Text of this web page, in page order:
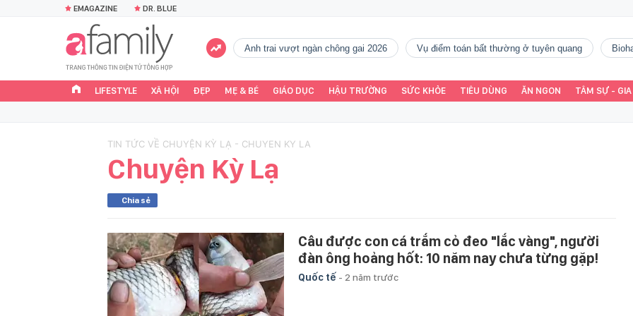
EMAGAZINE DR. BLUE
Anh trai vượt ngàn chông gai 2026 vụ điểm toán bất thường ở tuyên quang
LIFESTYLE XÃ HỘI ĐẸP MẸ & BÉ GIÁO DỤC HẬU TRƯỜNG SỨC KHỎE TIÊU DÙNG ĂN NGON TÂM SỰ -
TIN TỨC VỀ CHUYỆN KỲ LẠ - CHUYEN KY LA
Chuyện Kỳ Lạ
Chia sẻ
Câu được con cá trắm cỏ đeo "lắc vàng", người
đàn ông hoảng hốt: 10 năm nay chưa từng gặp!
Quốc tế - 2 năm trước